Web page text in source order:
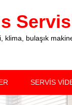
bulaşık
SERVİS